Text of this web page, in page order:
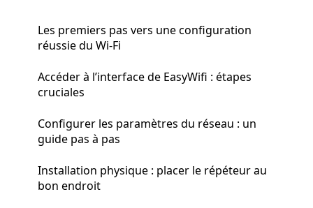
Les premiers pas vers une configuration
réussie du Wi-Fi
Accéder à l’interface de EasyWifi : étapes
cruciales
Configurer les paramètres du réseau : un
guide pas à pas
Installation physique : placer le répéteur au
bon endroit